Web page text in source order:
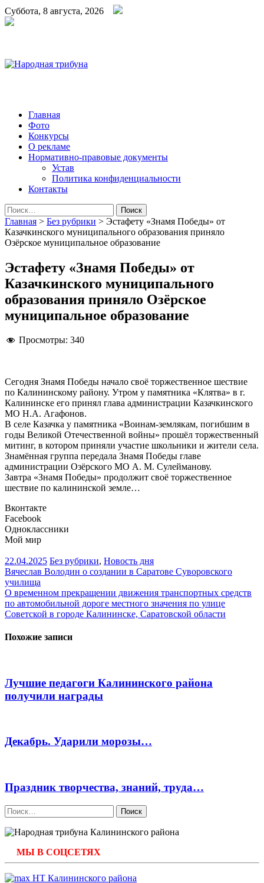
Суббота, 8 августа, 2026
Народная трибуна
Калининская районная газета
Главная
Фото
Конкурсы
О рекламе
Нормативно-правовые документы
Устав
Политика конфиденциальности
Контакты
Найти:
Главная > Без рубрики > Эстафету «Знамя Победы» от
Казачкинского муниципального образования приняло
Озёрское муниципальное образование
Эстафету «Знамя Победы» от
Казачкинского муниципального
образования приняло Озёрское
муниципальное образование
Просмотры: 340
Сегодня Знамя Победы начало своё торжественное шествие
по Калининскому району. Утром у памятника «Клятва» в г.
Калининске его принял глава администрации Казачкинского
МО Н.А. Агафонов.
В селе Казачка у памятника «Воинам-землякам, погибшим в
годы Великой Отечественной войны» прошёл торжественный
митинг, в котором приняли участие школьники и жители села.
Знамённая группа передала Знамя Победы главе
администрации Озёрского МО А. М. Сулейманову.
Завтра «Знамя Победы» продолжит своё торжественное
шествие по калининской земле…
Вконтакте
Facebook
Одноклассники
Мой мир
22.04.2025 Без рубрики, Новость дня
Навигация
по
записям
Вячеслав Володин о создании в Саратове Суворовского
училища
О временном прекращении движения транспортных средств
по автомобильной дороге местного значения по улице
Советской в городе Калининске, Саратовской области
Похожие записи
Лучшие педагоги Калининского района
получили награды
Декабрь. Ударили морозы…
Праздник творчества, знаний, труда…
Найти:
МЫ В СОЦСЕТЯХ